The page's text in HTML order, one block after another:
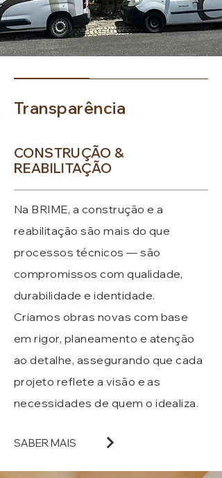
Transparência
CONSTRUÇÃO &
REABILITAÇÃO
Na BRIME, a construção e a
reabilitação são mais do que
processos técnicos — são
compromissos com qualidade,
durabilidade e identidade.
Criamos obras novas com base
em rigor, planeamento e atenção
ao detalhe, assegurando que cada
projeto reflete a visão e as
necessidades de quem o idealiza.
SABER MAIS